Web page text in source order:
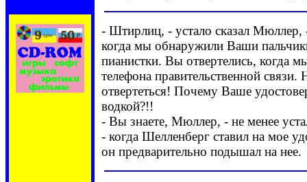
- Штирлиц, - устало сказал Мюллер,
когда мы обнаружили Ваши
пианистки. Вы отвертелись, когда
телефона правительственной
отвертеться! Почему Ваше
водкой?!!
- Вы знаете, Мюллер, - не менее
- когда Шелленберг ставил на мое
он предварительно подышал на нее.